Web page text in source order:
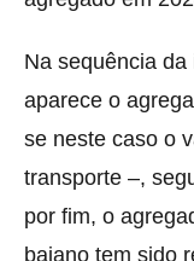
Na sequência
aparece o
se neste caso o
transporte –,
por fim, o
baiano tem sido